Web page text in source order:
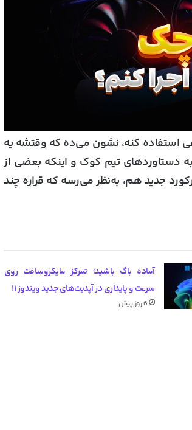
استفاده کنه، نشون می‌ده که وقتشه یه
دستاوردهای تیم کوک و اینکه بعضی از
جدید هم، به‌نظر می‌رسه که قراره چند
آماده باگ باشید؛ تمرکز مایکروسافت روی
سرعت و پایداری در آپدیت‌های جدید ویندوز ۱۱
6 روز پیش